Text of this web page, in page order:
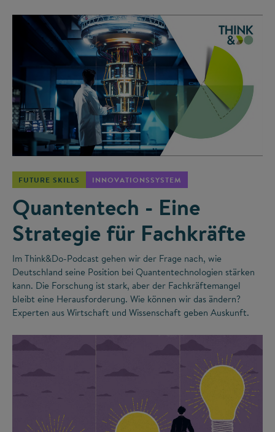
FUTURE SKILLS INNOVATIONSSYSTEM
Quantentech - Eine
Strategie für Fachkräfte
Im Think&Do-Podcast gehen wir der Frage nach, wie
Deutschland seine Position bei Quantentechnologien stärken
kann. Die Forschung ist stark, aber der Fachkräftemangel
bleibt eine Herausforderung. Wie können wir das ändern?
Experten aus Wirtschaft und Wissenschaft geben Auskunft.